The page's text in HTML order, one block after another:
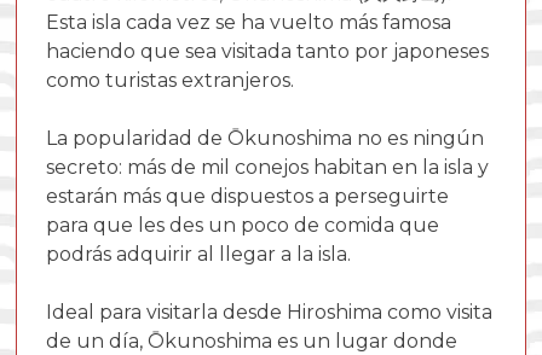
Esta isla cada vez se ha vuelto más famosa
haciendo que sea visitada tanto por japoneses
como turistas extranjeros.
La popularidad de Ōkunoshima no es ningún
secreto: más de mil conejos habitan en la isla y
estarán más que dispuestos a perseguirte
para que les des un poco de comida que
podrás adquirir al llegar a la isla.
Ideal para visitarla desde Hiroshima como visita
de un día, Ōkunoshima es un lugar donde